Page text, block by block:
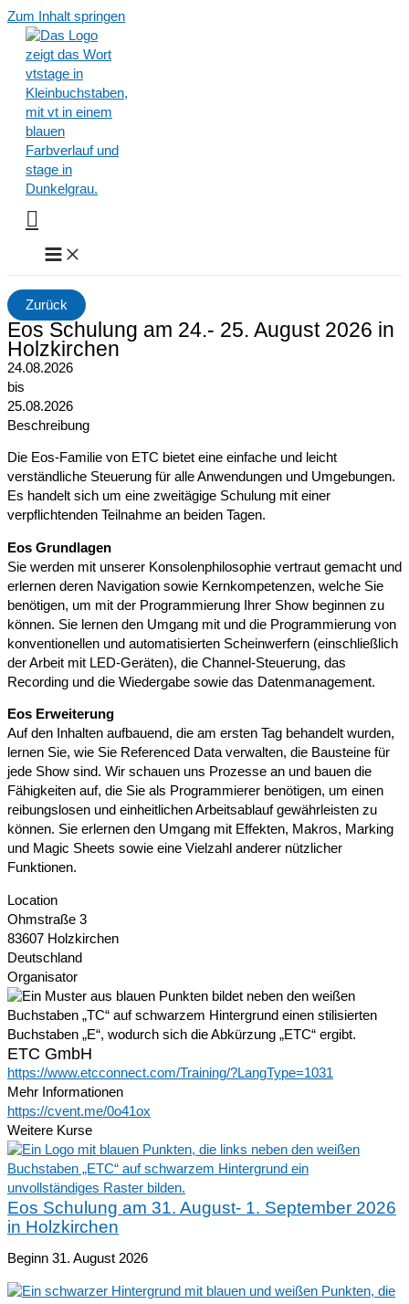
Zum Inhalt springen
Zurück
Eos Schulung am 24.- 25. August 2026 in
Holzkirchen
24.08.2026
bis
25.08.2026
Beschreibung
Die Eos-Familie von ETC bietet eine einfache und leicht
verständliche Steuerung für alle Anwendungen und Umgebungen.
Es handelt sich um eine zweitägige Schulung mit einer
verpflichtenden Teilnahme an beiden Tagen.
Eos Grundlagen
Sie werden mit unserer Konsolenphilosophie vertraut gemacht und
erlernen deren Navigation sowie Kernkompetenzen, welche Sie
benötigen, um mit der Programmierung Ihrer Show beginnen zu
können. Sie lernen den Umgang mit und die Programmierung von
konventionellen und automatisierten Scheinwerfern (einschließlich
der Arbeit mit LED-Geräten), die Channel-Steuerung, das
Recording und die Wiedergabe sowie das Datenmanagement.
Eos Erweiterung
Auf den Inhalten aufbauend, die am ersten Tag behandelt wurden,
lernen Sie, wie Sie Referenced Data verwalten, die Bausteine für
jede Show sind. Wir schauen uns Prozesse an und bauen die
Fähigkeiten auf, die Sie als Programmierer benötigen, um einen
reibungslosen und einheitlichen Arbeitsablauf gewährleisten zu
können. Sie erlernen den Umgang mit Effekten, Makros, Marking
und Magic Sheets sowie eine Vielzahl anderer nützlicher
Funktionen.
Location
Ohmstraße 3
83607 Holzkirchen
Deutschland
Organisator
ETC GmbH
https://www.etcconnect.com/Training/?LangType=1031
Mehr Informationen
https://cvent.me/0o41ox
Weitere Kurse
Eos Schulung am 31. August- 1. September 2026
in Holzkirchen
Beginn 31. August 2026